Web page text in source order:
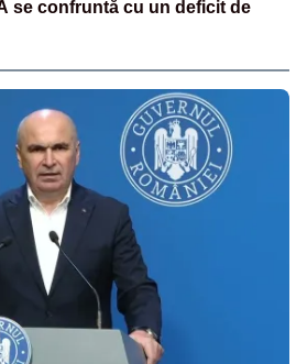
se confruntă cu un deficit de